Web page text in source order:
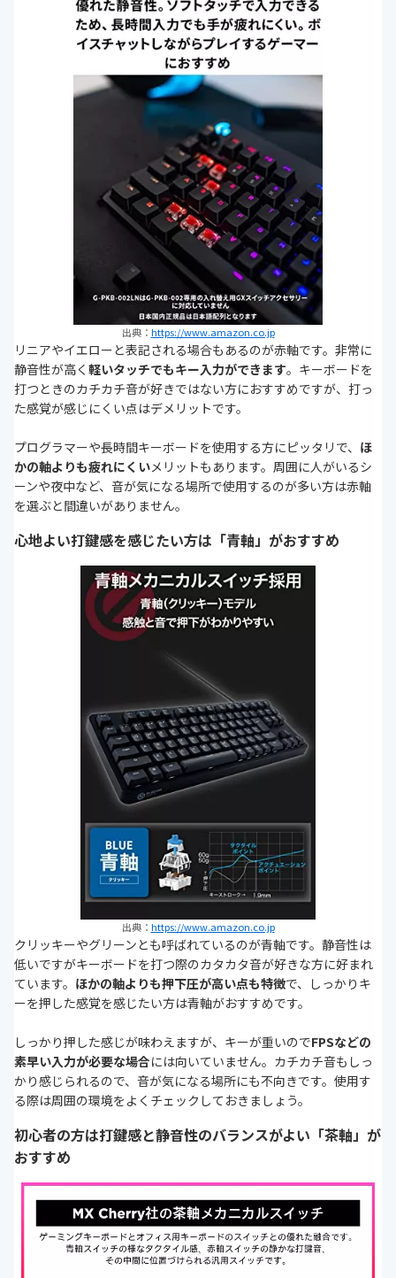
出典： https://www.amazon.co.jp
リニアやイエローと表記される場合もあるのが赤軸です。非常に
静音性が高く 軽いタッチでもキー入力ができます。キーボードを
打つときのカチカチ音が好きではない方におすすめですが、打っ
た感覚が感じにくい点はデメリットです。
プログラマーや長時間キーボードを使用する方にピッタリで、 ほ
かの軸よりも疲れにくいメリットもあります。周囲に人がいるシ
ーンや夜中など、音が気になる場所で使用するのが多い方は赤軸
を選ぶと間違いがありません。
心地よい打鍵感を感じたい方は「青軸」がおすすめ
出典： https://www.amazon.co.jp
クリッキーやグリーンとも呼ばれているのが青軸です。静音性は
低いですがキーボードを打つ際のカタカタ音が好きな方に好まれ
ています。 ほかの軸よりも押下圧が高い点も特徴で、しっかりキ
ーを押した感覚を感じたい方は青軸がおすすめです。
しっかり押した感じが味わえますが、キーが重いのでFPSなどの
素早い入力が必要な場合には向いていません。カチカチ音もしっ
かり感じられるので、音が気になる場所にも不向きです。使用す
る際は周囲の環境をよくチェックしておきましょう。
初心者の方は打鍵感と静音性のバランスがよい「茶軸」が
おすすめ